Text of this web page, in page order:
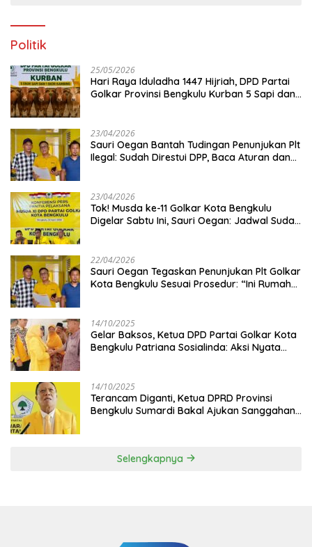
Politik
25/05/2026
Hari Raya Iduladha 1447 Hijriah, DPD Partai
Golkar Provinsi Bengkulu Kurban 5 Sapi dan 1
23/04/2026
Sauri Oegan Bantah Tudingan Penunjukan Plt
Ilegal: Sudah Direstui DPP, Baca Aturan dan
23/04/2026
‎Tok! Musda ke-11 Golkar Kota Bengkulu
Digelar Sabtu Ini, Sauri Oegan: Jadwal Sudah
22/04/2026
Sauri Oegan Tegaskan Penunjukan Plt Golkar
Kota Bengkulu Sesuai Prosedur: “Ini Rumah
14/10/2025
‎Gelar Baksos, Ketua DPD Partai Golkar Kota
Bengkulu Patriana Sosialinda: Aksi Nyata
14/10/2025
Terancam Diganti, Ketua DPRD Provinsi
Bengkulu Sumardi Bakal Ajukan Sanggahan
Selengkapnya